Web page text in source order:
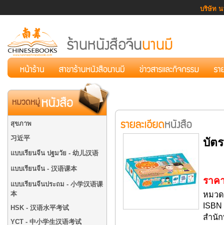
บริษัท น
สุขภาพ
习近平
แบบเรียนจีน ปฐมวัย - 幼儿汉语
แบบเรียนจีน - 汉语课本
แบบเรียนจีนประถม - 小学汉语课
本
HSK - 汉语水平考试
YCT - 中小学生汉语考试
บัต
ราค
หมว
ISBN
สำนัก